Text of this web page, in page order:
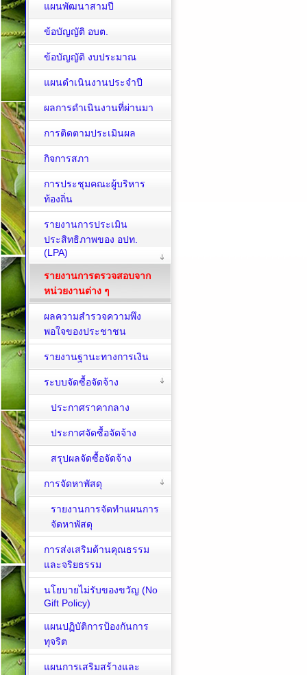
แผนพัฒนาสามปี
ข้อบัญญัติ อบต.
ข้อบัญญัติ งบประมาณ
แผนดำเนินงานประจำปี
ผลการดำเนินงานที่ผ่านมา
การติดตามประเมินผล
กิจการสภา
การประชุมคณะผู้บริหาร
ท้องถิ่น
รายงานการประเมิน
ประสิทธิภาพของ อปท.
(LPA)
รายงานการตรวจสอบจาก
หน่วยงานต่าง ๆ
ผลความสำรวจความพึง
พอใจของประชาชน
รายงานฐานะทางการเงิน
ระบบจัดซื้อจัดจ้าง
ประกาศราคากลาง
ประกาศจัดซื้อจัดจ้าง
สรุปผลจัดซื้อจัดจ้าง
การจัดหาพัสดุ
รายงานการจัดทำแผนการ
จัดหาพัสดุ
การส่งเสริมด้านคุณธรรม
และจริยธรรม
นโยบายไม่รับของขวัญ (No
Gift Policy)
แผนปฏิบัติการป้องกันการ
ทุจริต
แผนการเสริมสร้างและ